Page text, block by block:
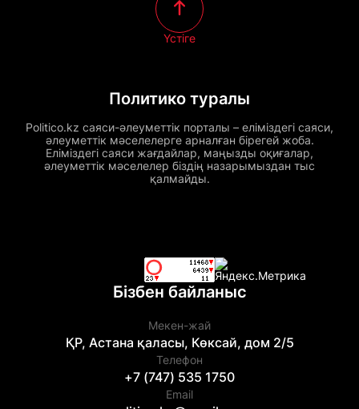
Политико туралы
Politico.kz саяси-әлеуметтік порталы – еліміздегі саяси,
әлеуметтік мәселелерге арналған бірегей жоба.
Еліміздегі саяси жағдайлар, маңызды оқиғалар,
әлеуметтік мәселелер біздің назарымыздан тыс
қалмайды.
Үстіге
Бізбен байланыс
Мекен-жай
ҚР, Астана қаласы, Көксай, дом 2/5
Телефон
+7 (747) 535 1750
Email